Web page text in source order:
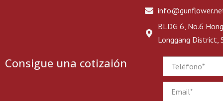
BLDG 6, No.6
Longgang District,
Consigue una cotizaión